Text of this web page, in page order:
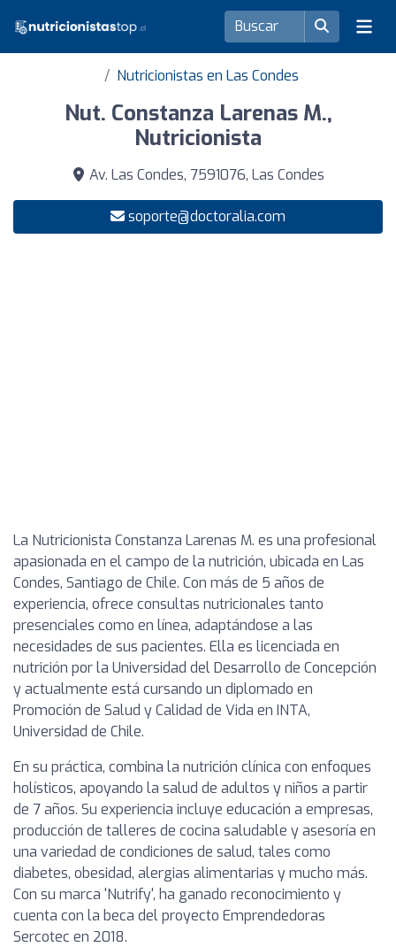
Nutricionistas en Las Condes
Nut. Constanza Larenas M.,
Nutricionista
Av. Las Condes, 7591076, Las Condes
soporte@doctoralia.com
La Nutricionista Constanza Larenas M. es una profesional
apasionada en el campo de la nutrición, ubicada en Las
Condes, Santiago de Chile. Con más de 5 años de
experiencia, ofrece consultas nutricionales tanto
presenciales como en línea, adaptándose a las
necesidades de sus pacientes. Ella es licenciada en
nutrición por la Universidad del Desarrollo de Concepción
y actualmente está cursando un diplomado en
Promoción de Salud y Calidad de Vida en INTA,
Universidad de Chile.
En su práctica, combina la nutrición clínica con enfoques
holísticos, apoyando la salud de adultos y niños a partir
de 7 años. Su experiencia incluye educación a empresas,
producción de talleres de cocina saludable y asesoría en
una variedad de condiciones de salud, tales como
diabetes, obesidad, alergias alimentarias y mucho más.
Con su marca 'Nutrify', ha ganado reconocimiento y
cuenta con la beca del proyecto Emprendedoras
Sercotec en 2018.